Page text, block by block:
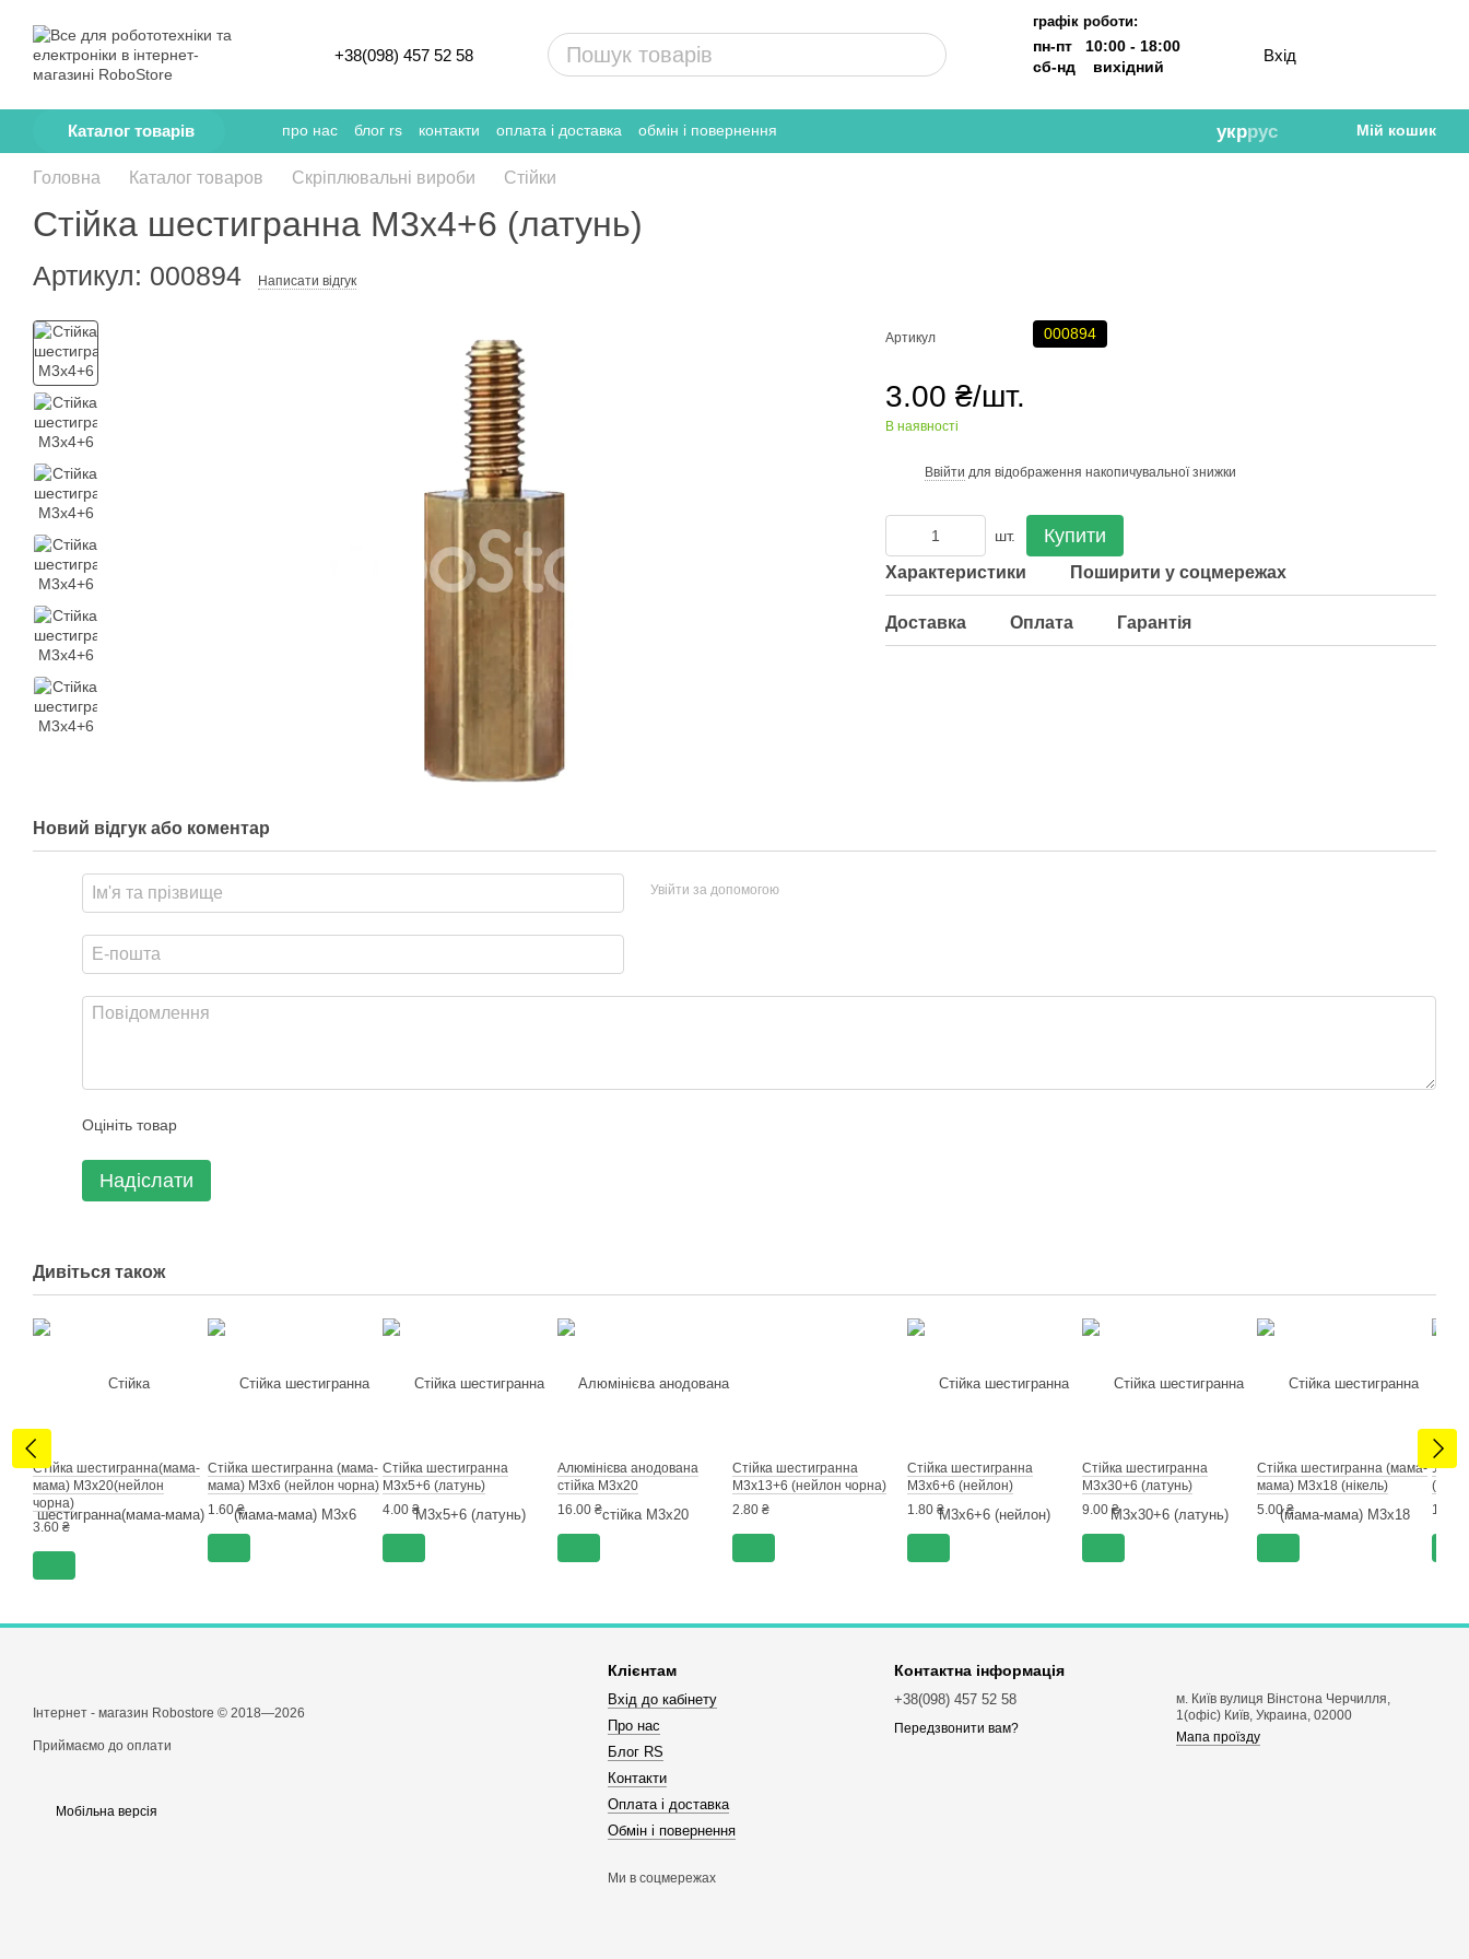
+38(098) 457 52 58
графік роботи:
пн-пт 10:00 - 18:00
сб-нд вихідний
Вхід
Каталог товарів про нас блог rs контакти оплата і доставка обмін і повернення укррус Мій кошик
Головна Каталог товаров Скріплювальні вироби Стійки
Стійка шестигранна М3х4+6 (латунь)
Артикул: 000894 Написати відгук
Артикул 000894
3.00 ₴/шт.
В наявності
Ввійти для відображення накопичувальної знижки
шт. Купити
Характеристики Поширити у соцмережах
Доставка Оплата Гарантія
Новий відгук або коментар
Увійти за допомогою
Оцініть товар
Надіслати
Дивіться також
Стійка шестигранна(мама-
мама) М3х20(нейлон
чорна)
3.60 ₴
Стійка шестигранна (мама-
мама) М3х6 (нейлон чорна)
1.60 ₴
Стійка шестигранна
М3х5+6 (латунь)
4.00 ₴
Алюмінієва анодована
стійка М3х20
16.00 ₴
Стійка шестигранна
М3х13+6 (нейлон чорна)
2.80 ₴
Стійка шестигранна
М3х6+6 (нейлон)
1.80 ₴
Стійка шестигранна
М3х30+6 (латунь)
9.00 ₴
Стійка шестигранна (мама-
мама) М3х18 (нікель)
5.00 ₴
1.00 ₴
Інтернет - магазин Robostore © 2018—2026
Приймаємо до оплати
Мобільна версія
Клієнтам
Вхід до кабінету
Про нас
Блог RS
Контакти
Оплата і доставка
Обмін і повернення
Ми в соцмережах
Контактна інформація
+38(098) 457 52 58
Передзвонити вам?
м. Київ вулиця Вінстона Черчилля,
1(офіс) Київ, Украина, 02000
Мапа проїзду